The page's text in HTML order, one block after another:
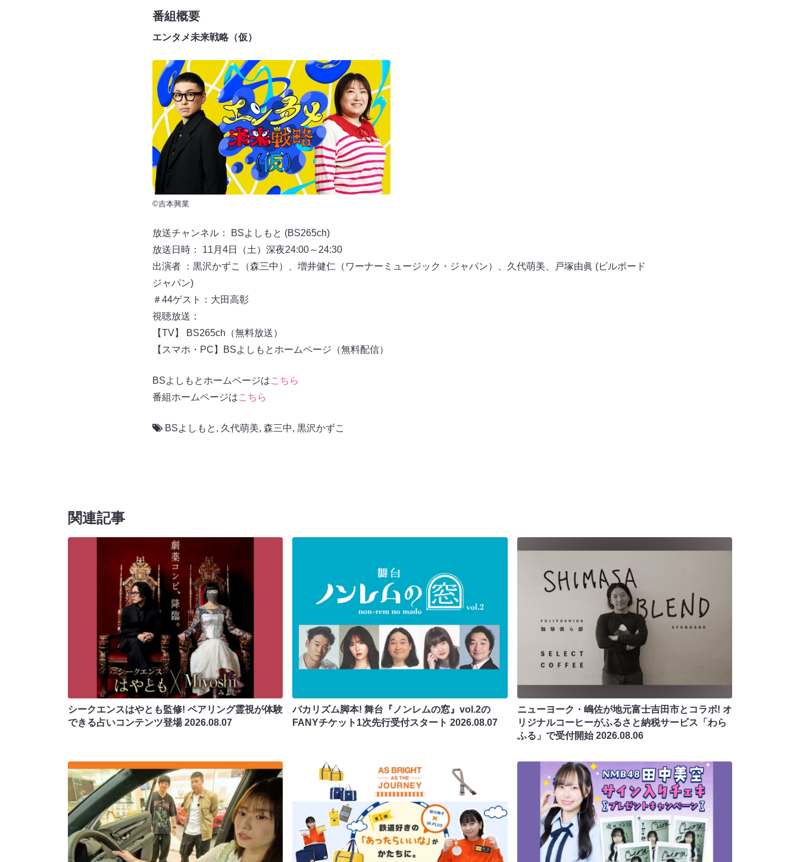
番組概要
エンタメ未来戦略（仮）
©吉本興業
放送チャンネル： BSよしもと (BS265ch)
放送日時： 11月4日（土）深夜24:00～24:30
出演者 ：黒沢かずこ（森三中）、増井健仁（ワーナーミュージック・ジャパン）、久代萌美、戸塚由眞 (ビルボード
ジャパン)
＃44ゲスト：大田高彰
視聴放送：
【TV】 BS265ch（無料放送）
【スマホ・PC】BSよしもとホームページ（無料配信）
BSよしもとホームページはこちら
番組ホームページはこちら
BSよしもと , 久代萌美, 森三中, 黒沢かずこ
関連記事
シークエンスはやとも監修! ペアリング霊視が体験
できる占いコンテンツ登場2026.08.07
バカリズム脚本! 舞台『ノンレムの窓』vol.2の
FANYチケット1次先行受付スタート2026.08.07
ニューヨーク・嶋佐が地元富士吉田市とコラボ! オ
リジナルコーヒーがふるさと納税サービス「わら
ふる」で受付開始2026.08.06